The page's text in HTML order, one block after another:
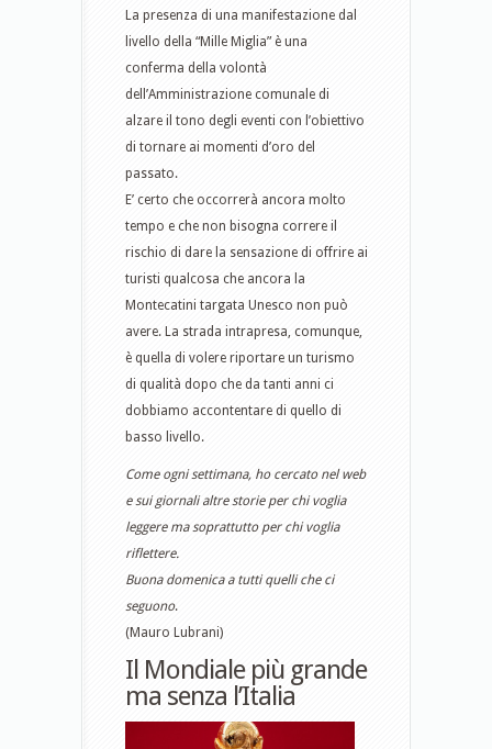
La presenza di una manifestazione dal
livello della “Mille Miglia” è una
conferma della volontà
dell’Amministrazione comunale di
alzare il tono degli eventi con l’obiettivo
di tornare ai momenti d’oro del
passato.
E’ certo che occorrerà ancora molto
tempo e che non bisogna correre il
rischio di dare la sensazione di offrire ai
turisti qualcosa che ancora la
Montecatini targata Unesco non può
avere. La strada intrapresa, comunque,
è quella di volere riportare un turismo
di qualità dopo che da tanti anni ci
dobbiamo accontentare di quello di
basso livello.
Come ogni settimana, ho cercato nel web
e sui giornali altre storie per chi voglia
leggere ma soprattutto per chi voglia
riflettere.
Buona domenica a tutti quelli che ci
seguono.
(Mauro Lubrani)
Il Mondiale più grande
ma senza l’Italia